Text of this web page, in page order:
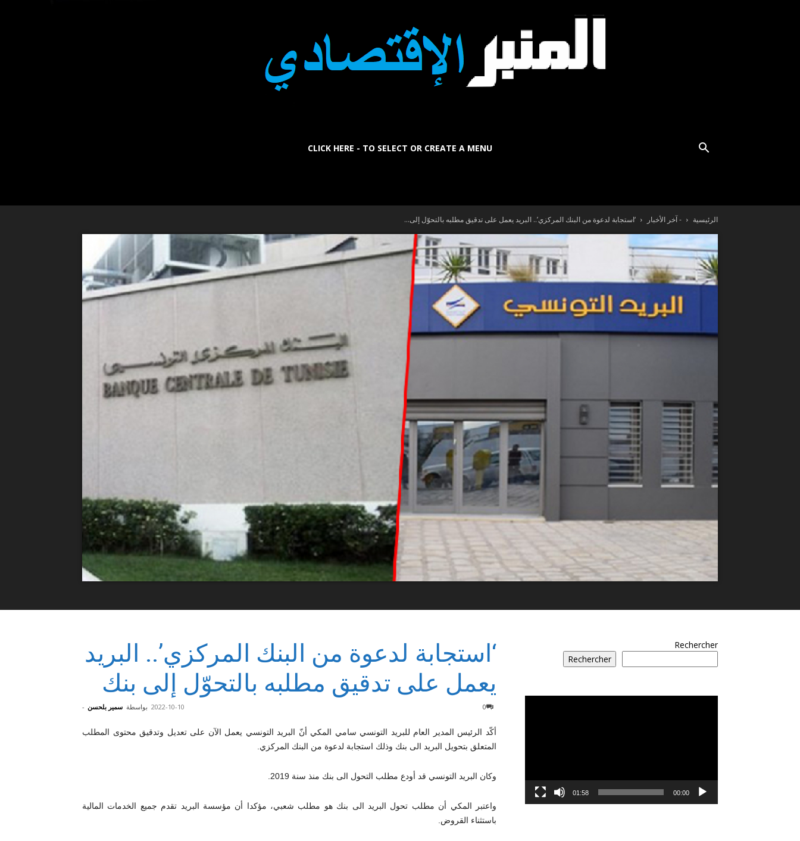
Tribune
CLICK HERE - TO SELECT OR CREATE A MENU
الرئيسية - آخر الأخبار ‘استجابة لدعوة من البنك المركزي’.. البريد يعمل على تدقيق مطلبه بالتحوّل إلى...
‘استجابة لدعوة من البنك المركزي’.. البريد
يعمل على تدقيق مطلبه بالتحوّل إلى بنك
بواسطة سمير بلحسن - 2022-10-10 0
أكّد الرئيس المدير العام للبريد التونسي سامي المكي أنّ البريد التونسي يعمل الآن على تعديل وتدقيق محتوى المطلب
المتعلق بتحويل البريد الى بنك وذلك استجابة لدعوة من البنك المركزي.
وكان البريد التونسي قد أودع مطلب التحول الى بنك منذ سنة 2019.
واعتبر المكي أن مطلب تحول البريد الى بنك هو مطلب شعبي، مؤكدا أن مؤسسة البريد تقدم جميع الخدمات المالية
باستثناء القروض.
Rechercher
Rechercher
00:00
01:58